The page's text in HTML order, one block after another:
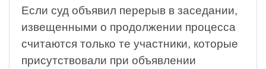
Если суд объявил перерыв в заседании,
извещенными о продолжении процесса
считаются только те участники, которые
присутствовали при объявлении